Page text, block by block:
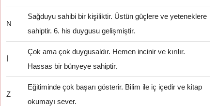
N
Sağduyu sahibi bir kişiliktir. Üstün güçlere ve yeteneklere
sahiptir. 6. his duygusu gelişmiştir.
İ
Çok ama çok duygusaldır. Hemen incinir ve kırılır.
Hassas bir bünyeye sahiptir.
Z
Eğitiminde çok başarı gösterir. Bilim ile iç içedir ve kitap
okumayı sever.